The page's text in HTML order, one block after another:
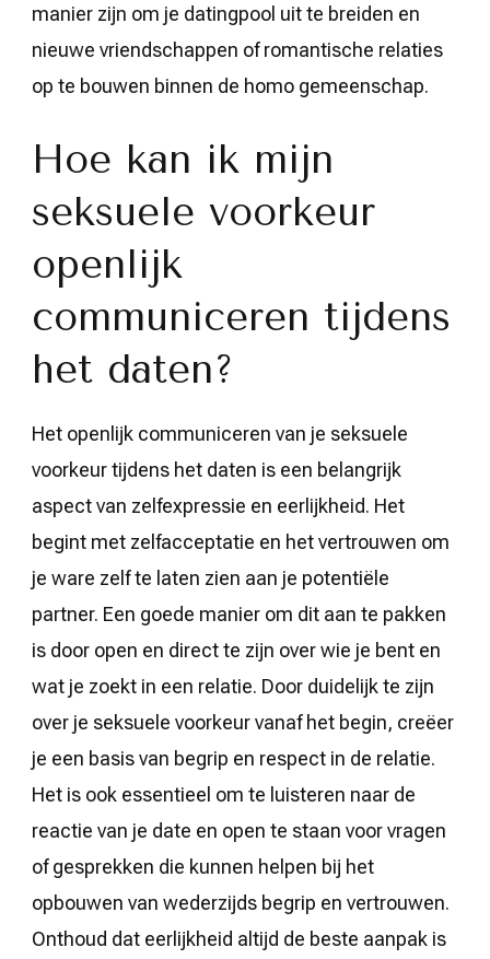
manier zijn om je datingpool uit te breiden en
nieuwe vriendschappen of romantische relaties
op te bouwen binnen de homo gemeenschap.
Hoe kan ik mijn
seksuele voorkeur
openlijk
communiceren tijdens
het daten?
Het openlijk communiceren van je seksuele
voorkeur tijdens het daten is een belangrijk
aspect van zelfexpressie en eerlijkheid. Het
begint met zelfacceptatie en het vertrouwen om
je ware zelf te laten zien aan je potentiële
partner. Een goede manier om dit aan te pakken
is door open en direct te zijn over wie je bent en
wat je zoekt in een relatie. Door duidelijk te zijn
over je seksuele voorkeur vanaf het begin, creëer
je een basis van begrip en respect in de relatie.
Het is ook essentieel om te luisteren naar de
reactie van je date en open te staan voor vragen
of gesprekken die kunnen helpen bij het
opbouwen van wederzijds begrip en vertrouwen.
Onthoud dat eerlijkheid altijd de beste aanpak is